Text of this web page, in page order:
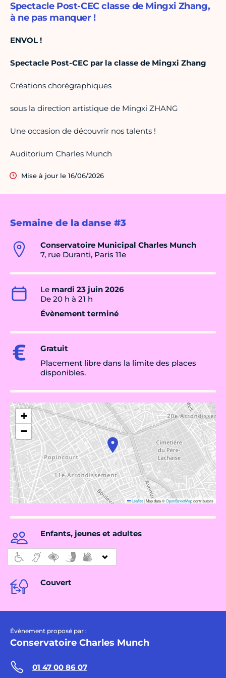
Semaine de la danse #3
Conservatoire Municipal Charles Munch
7, rue Duranti, Paris 11e
Le mardi 23 juin 2026
De 20 h à 21 h
Évènement terminé
Gratuit
Placement libre dans la limite des places
disponibles.
+
−
Leaflet|Map data ©OpenStreetMapcontributors
Enfants, jeunes et adultes
Couvert
Évènement proposé par :
Conservatoire Charles Munch
01 47 00 86 07
Spectacle Post-CEC classe de Mingxi Zhang,
à ne pas manquer !
ENVOL !
Spectacle Post-CEC par la classe de Mingxi Zhang
Créations chorégraphiques
sous la direction artistique de Mingxi ZHANG
Une occasion de découvrir nos talents !
Auditorium Charles Munch
Mise à jour le 16/06/2026